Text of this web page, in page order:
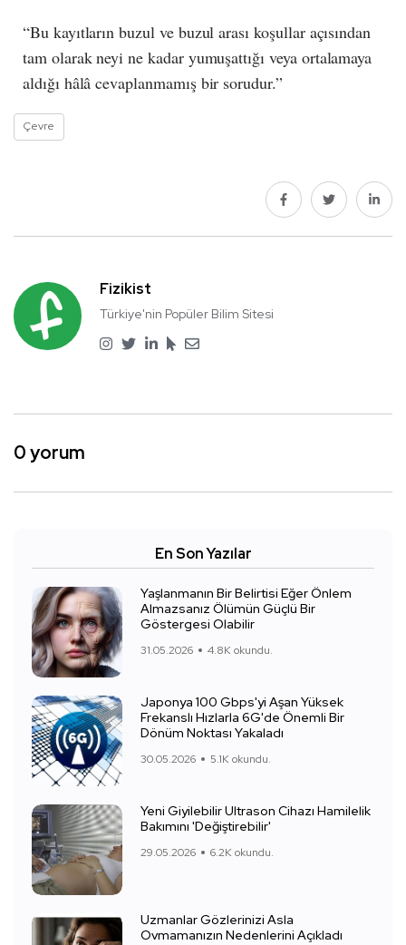
“Bu kayıtların buzul ve buzul arası koşullar açısından
tam olarak neyi ne kadar yumuşattığı veya ortalamaya
aldığı hâlâ cevaplanmamış bir sorudur.”
Çevre
Fizikist
Türkiye'nin Popüler Bilim Sitesi
0 yorum
En Son Yazılar
Yaşlanmanın Bir Belirtisi Eğer Önlem
Almazsanız Ölümün Güçlü Bir
Göstergesi Olabilir
31.05.2026 4.8K okundu.
Japonya 100 Gbps'yi Aşan Yüksek
Frekanslı Hızlarla 6G'de Önemli Bir
Dönüm Noktası Yakaladı
30.05.2026 5.1K okundu.
Yeni Giyilebilir Ultrason Cihazı Hamilelik
Bakımını 'Değiştirebilir'
29.05.2026 6.2K okundu.
Uzmanlar Gözlerinizi Asla
Ovmamanızın Nedenlerini Açıkladı